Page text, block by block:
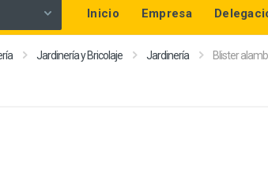
Inicio Empresa
Jardinería y Bricolaje Jardinería Blister